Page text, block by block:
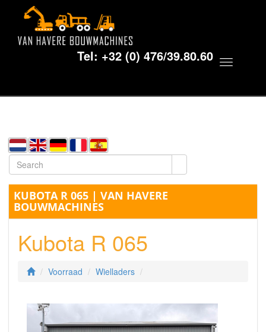
Tel: +32 (0) 476/39.80.60
Toggle
KUBOTA R 065 | VAN HAVERE
BOUWMACHINES
Kubota R 065
Voorraad Wielladers